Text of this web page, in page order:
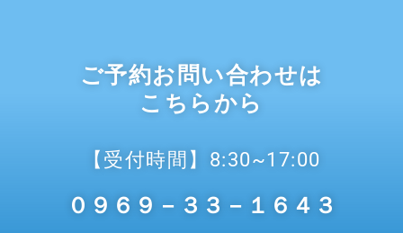
ご予約お問い合わせは
こちらから
【受付時間】8:30~17:00
０９６９－３３－１６４３